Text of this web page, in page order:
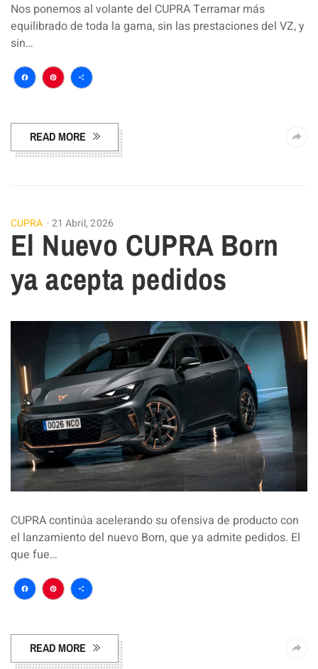
Nos ponemos al volante del CUPRA Terramar más
equilibrado de toda la gama, sin las prestaciones del VZ, y
sin…
Facebook
Pinterest
Compartir
READ MORE
CUPRA 21 Abril, 2026
El Nuevo CUPRA Born
ya acepta pedidos
CUPRA continúa acelerando su ofensiva de producto con
el lanzamiento del nuevo Born, que ya admite pedidos. El
que fue…
Facebook
Pinterest
Compartir
READ MORE